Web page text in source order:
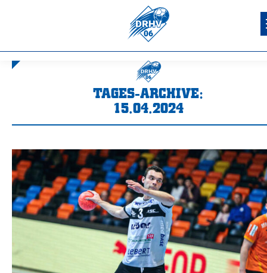
TAGES-ARCHIVE:
15.04.2024